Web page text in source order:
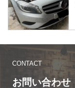
CONTACT
お問い合わせ